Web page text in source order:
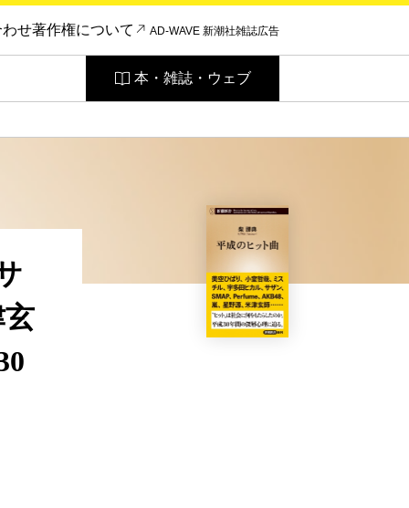
せ著作権について AD-WAVE 新潮社雑誌広告
本・雑誌・ウェブ